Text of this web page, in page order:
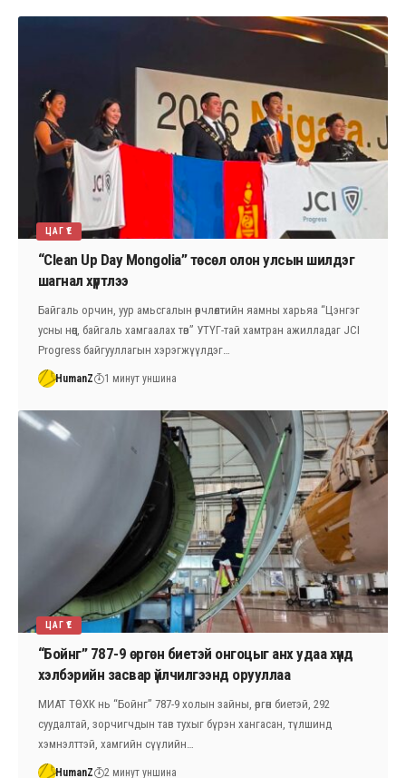
ЦАГ ҮЕ
“Clean Up Day Mongolia” төсөл олон улсын шилдэг
шагнал хүртлээ
Байгаль орчин, уур амьсгалын өөрчлөлтийн яамны харьяа “Цэнгэг
усны нөөц, байгаль хамгаалах төв” УТҮГ-тай хамтран ажилладаг JCI
Progress байгууллагын хэрэгжүүлдэг…
HumanZ 1 минут уншина
ЦАГ ҮЕ
“Бойнг” 787-9 өргөн биетэй онгоцыг анх удаа хүнд
хэлбэрийн засвар үйлчилгээнд орууллаа
МИАТ ТӨХК нь “Бойнг” 787-9 холын зайны, өргөн биетэй, 292
суудалтай, зорчигчдын тав тухыг бүрэн хангасан, түлшинд
хэмнэлттэй, хамгийн сүүлийн…
HumanZ 2 минут уншина